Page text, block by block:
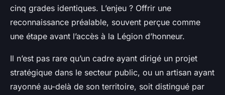
cinq grades identiques. L’enjeu ? Offrir une
reconnaissance préalable, souvent perçue comme
une étape avant l’accès à la Légion d’honneur.
Il n’est pas rare qu’un cadre ayant dirigé un projet
stratégique dans le secteur public, ou un artisan ayant
rayonné au-delà de son territoire, soit distingué par